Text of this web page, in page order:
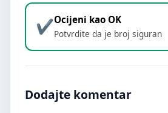
Ocijeni kao OK
Potvrdite da je broj siguran
Dodajte komentar